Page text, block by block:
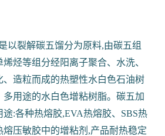
以裂解碳五馏分为原料,由碳五组
烃等组分经阳离子聚合、水洗、
、造粒而成的热塑性水白色石油树
多用途的水白色增粘树脂。碳五加
:各种热熔胶,EVA热熔胶、SBS热
压敏胶中的增粘剂,产品耐热稳定